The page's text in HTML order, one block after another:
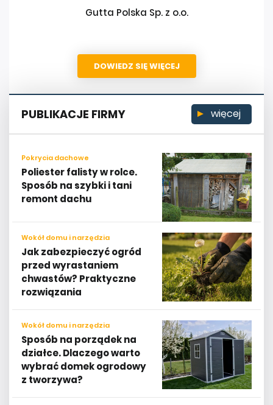
Gutta Polska Sp. z o.o.
DOWIEDZ SIĘ WIĘCEJ
PUBLIKACJE FIRMY więcej
Pokrycia dachowe
Poliester falisty w rolce.
Sposób na szybki i tani
remont dachu
Wokół domu i narzędzia
Jak zabezpieczyć ogród
przed wyrastaniem
chwastów? Praktyczne
rozwiązania
Wokół domu i narzędzia
Sposób na porządek na
działce. Dlaczego warto
wybrać domek ogrodowy
z tworzywa?